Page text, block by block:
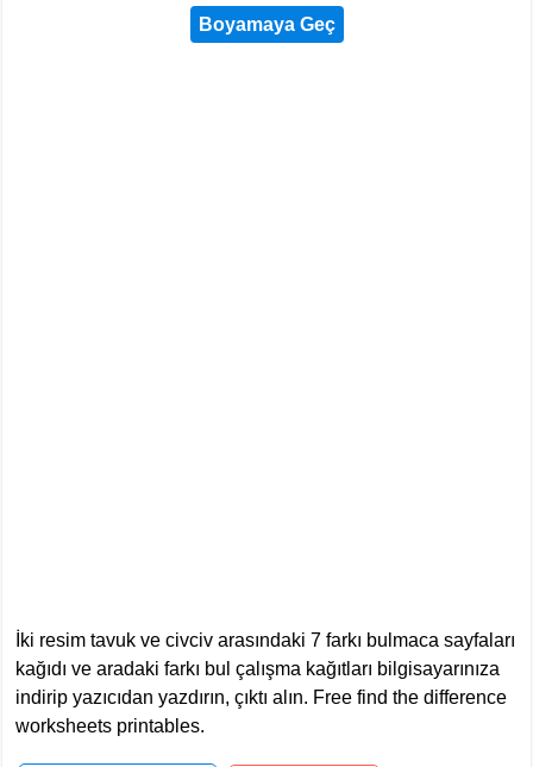
İki resim tavuk ve civciv arasındaki 7 farkı bulmaca sayfaları
kağıdı ve aradaki farkı bul çalışma kağıtları bilgisayarınıza
indirip yazıcıdan yazdırın, çıktı alın. Free find the difference
worksheets printables.